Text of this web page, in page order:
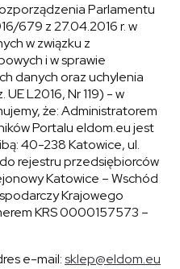
Parlamentu
679 z 27.04.2016 r. w
w związku z
i w sprawie
danych oraz uchylenia
L2016, Nr 119) - w
że: Administratorem
Portalu eldom.eu jest
40-238 Katowice, ul.
rejestru przedsiębiorców
Katowice – Wschód
Krajowego
KRS 0000157573 –
e-mail:sklep@eldom.eu